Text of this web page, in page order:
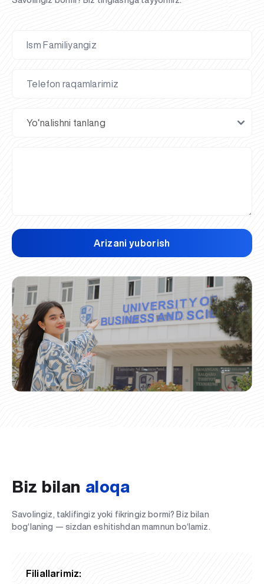
Arizani yuborish
Biz bilan aloqa
Savolingiz, taklifingiz yoki fikringiz bormi? Biz bilan
bog‘laning — sizdan eshitishdan mamnun bo‘lamiz.
Filiallarimiz: